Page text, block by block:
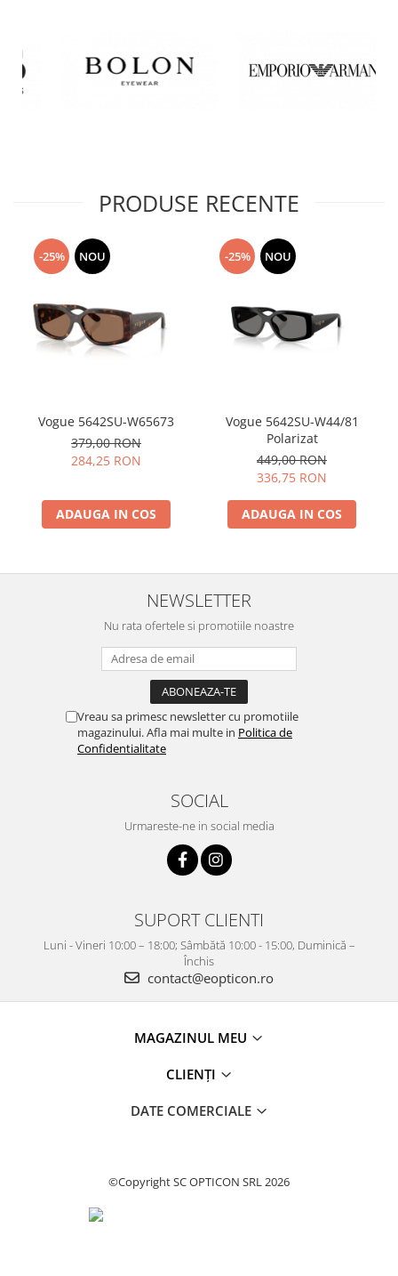
PRODUSE RECENTE
-25% NOU
Vogue 5642SU-W65673
379,00 RON
284,25 RON
ADAUGA IN COS
-25% NOU
Vogue 5642SU-W44/81
Polarizat
449,00 RON
336,75 RON
ADAUGA IN COS
NEWSLETTER
Nu rata ofertele si promotiile noastre
Vreau sa primesc newsletter cu promotiile
magazinului. Afla mai multe in Politica de
Confidentialitate
SOCIAL
Urmareste-ne in social media
SUPORT CLIENTI
Luni - Vineri 10:00 – 18:00; Sâmbătă 10:00 - 15:00, Duminică –
Închis
contact@eopticon.ro
MAGAZINUL MEU
CLIENȚI
DATE COMERCIALE
©Copyright SC OPTICON SRL 2026